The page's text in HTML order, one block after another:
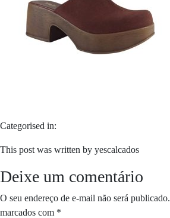
Categorised in:
This post was written by yescalcados
Deixe um comentário
O seu endereço de e-mail não será publicado.
marcados com *